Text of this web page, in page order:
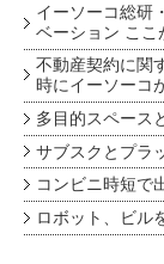
イーソーコ総研
ベーション ここ
不動産契約に関
時にイーソーコ
多目的スペース
サブスクとプラ
コンビニ時短で
ロボット、ビル